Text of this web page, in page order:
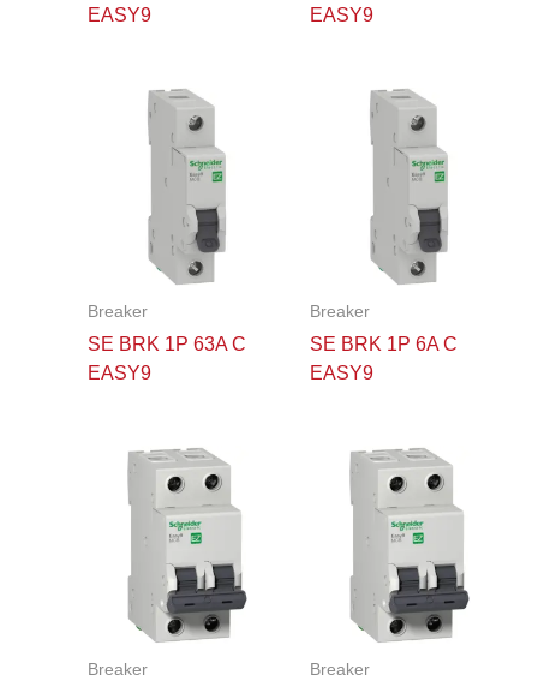
EASY9
EASY9
Breaker
SE BRK 1P 63A C
EASY9
Breaker
SE BRK 1P 6A C
EASY9
Breaker Breaker